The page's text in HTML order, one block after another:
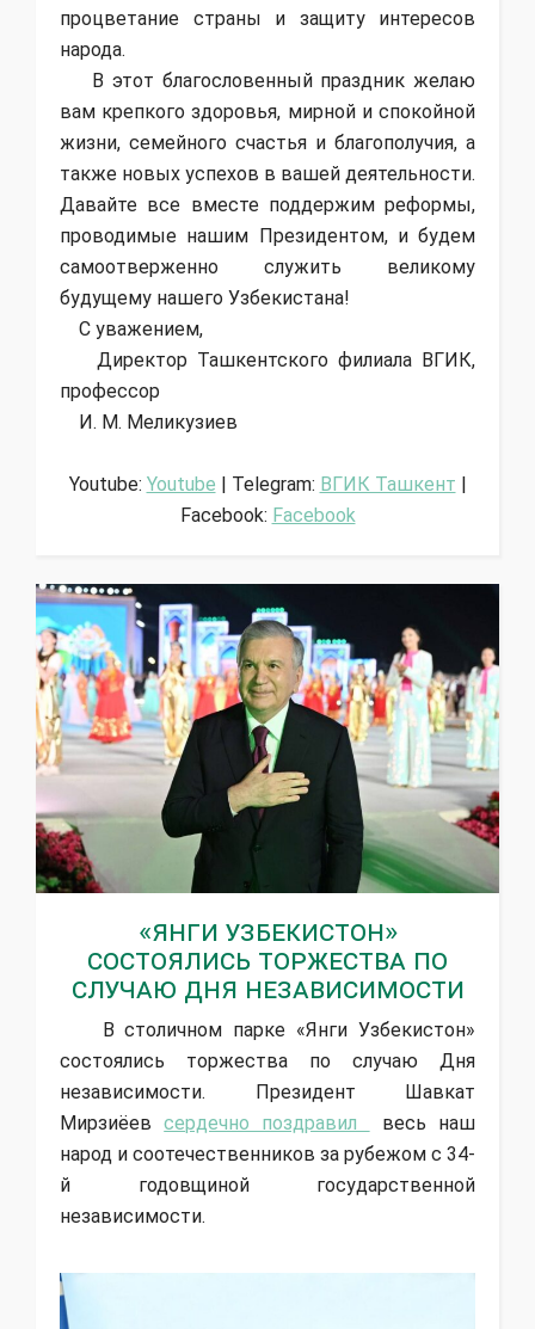
процветание страны и защиту интересов
народа.
В этот благословенный праздник желаю
вам крепкого здоровья, мирной и спокойной
жизни, семейного счастья и благополучия, а
также новых успехов в вашей деятельности.
Давайте все вместе поддержим реформы,
проводимые нашим Президентом, и будем
самоотверженно служить великому
будущему нашего Узбекистана!
С уважением,
Директор Ташкентского филиала ВГИК,
профессор
И. М. Меликузиев
Youtube: Youtube | Telegram: ВГИК Ташкент |
Facebook: Facebook
«Янги Узбекистон»
состоялись торжества по
случаю Дня независимости
В столичном парке «Янги Узбекистон»
состоялись торжества по случаю Дня
независимости. Президент Шавкат
Мирзиёевсердечно поздравил
весь наш
народ и соотечественников за рубежом с 34-
й годовщиной государственной
независимости.